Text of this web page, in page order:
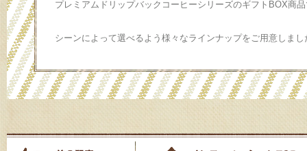
プレミアムドリップバックコーヒーシリーズのギフトBOX商
シーンによって選べるよう様々なラインナップをご用意しまし